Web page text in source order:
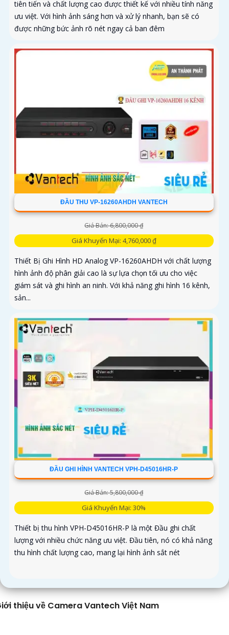
tiên tiến và chất lượng cao được thiết kế với nhiều tính năng
ưu việt. Với hình ảnh sáng hơn và xử lý nhanh, bạn sẽ có
được những bức ảnh rõ nét ngay cả ban đêm
ĐẦU THU VP-16260AHDH VANTECH
Giá Bán: 6,800,000 ₫
Giá Khuyến Mại: 4,760,000 ₫
Thiết Bị Ghi Hình HD Analog VP-16260AHDH với chất lượng
hình ảnh độ phân giải cao là sự lựa chọn tối ưu cho việc
giám sát và ghi hình an ninh. Với khả năng ghi hình 16 kênh,
sản...
ĐẦU GHI HÌNH VANTECH VPH-D45016HR-P
Giá Bán: 5,800,000 ₫
Giá Khuyến Mại: 30%
Thiết bị thu hình VPH-D45016HR-P là một Đầu ghi chất
lượng với nhiều chức năng ưu việt. Đầu tiên, nó có khả năng
thu hình chất lượng cao, mang lại hình ảnh sắt nét
thiệu về Camera Vantech Việt Nam